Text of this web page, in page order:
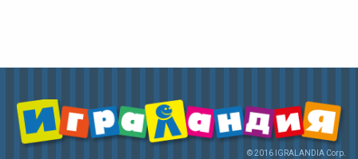
© 2016 IGRALANDIA Corp.